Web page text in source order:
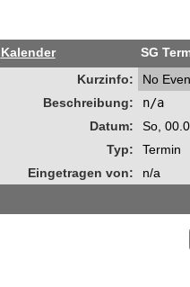
Kalender
SG
Kurzinfo:
No
Beschreibung:
n/a
Datum:
So,
Typ:
Termin
Eingetragen von:
n/a